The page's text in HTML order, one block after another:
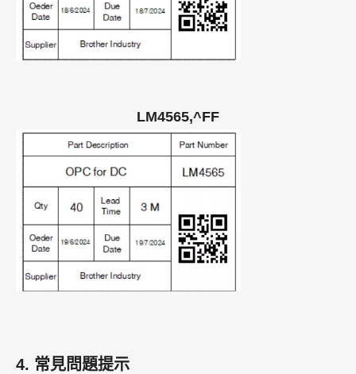
LM4565,^FF
4. 常見問題提示